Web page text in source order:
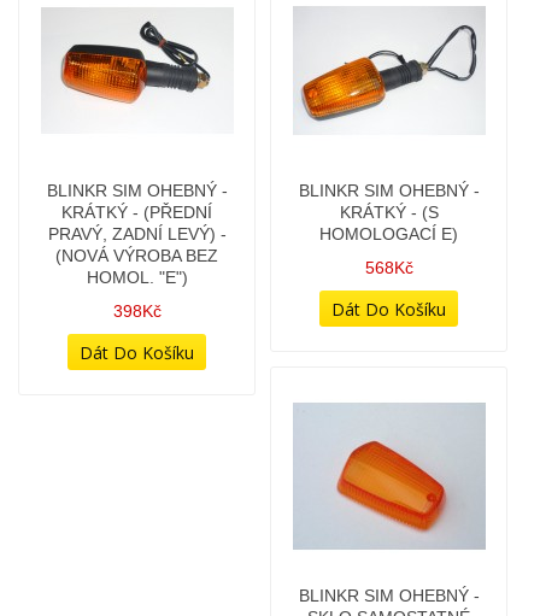
BLINKR SIM OHEBNÝ -
KRÁTKÝ - (PŘEDNÍ
PRAVÝ, ZADNÍ LEVÝ) -
(NOVÁ VÝROBA BEZ
HOMOL. "E")
398Kč
BLINKR SIM OHEBNÝ -
KRÁTKÝ - (S
HOMOLOGACÍ E)
568Kč
BLINKR SIM OHEBNÝ -